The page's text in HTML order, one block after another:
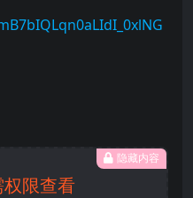
隐藏内容
限查看